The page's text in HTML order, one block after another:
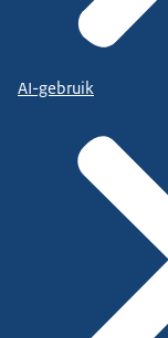
AI-gebruik